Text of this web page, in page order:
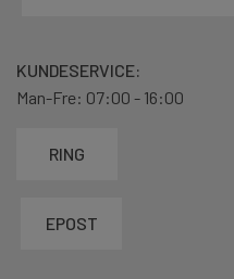
KUNDESERVICE:
Man-Fre: 07:00 - 16:00
RING
EPOST